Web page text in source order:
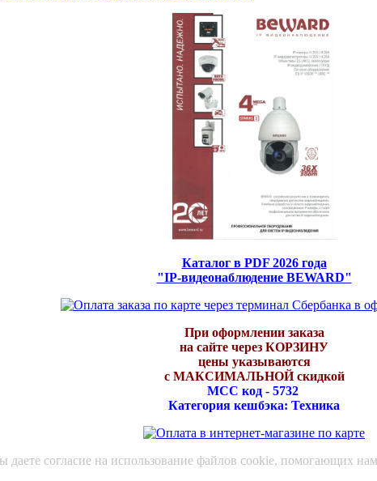
Каталог в PDF 2026 года
"IP-видеонаблюдение BEWARD"
При оформлении заказа
на сайте через КОРЗИНУ
цены указываются
с МАКСИМАЛЬНОЙ скидкой
МСС код - 5732
Категория кешбэка: Техника
даете согласие на использование файлов cookie, помогающих